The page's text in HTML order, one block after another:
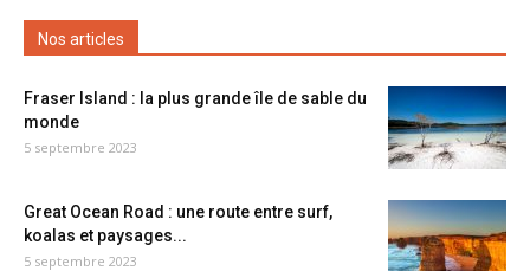
Nos articles
Fraser Island : la plus grande île de sable du
monde
5 septembre 2023
Great Ocean Road : une route entre surf,
koalas et paysages...
5 septembre 2023